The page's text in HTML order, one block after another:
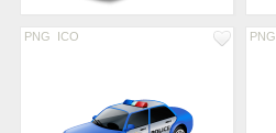
PNG ICO PNG